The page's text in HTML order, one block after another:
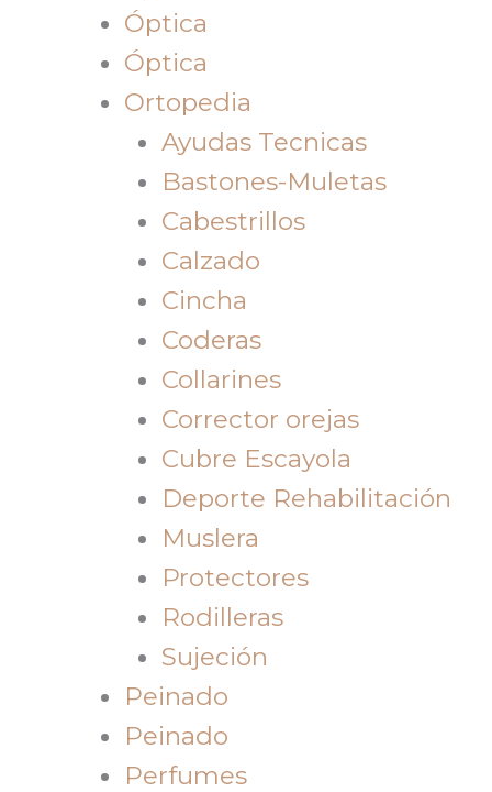
Óptica
Óptica
Ortopedia
Ayudas Tecnicas
Bastones-Muletas
Cabestrillos
Calzado
Cincha
Coderas
Collarines
Corrector orejas
Cubre Escayola
Deporte Rehabilitación
Muslera
Protectores
Rodilleras
Sujeción
Peinado
Peinado
Perfumes